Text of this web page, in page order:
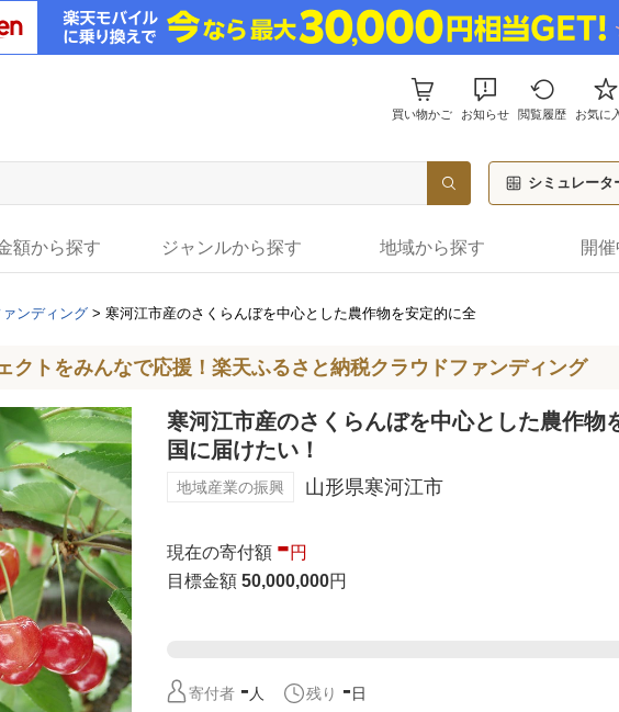
買い物かご お知らせ 閲覧履歴 お気に
シミュレータ
額から探す ジャンルから探す 地域から探す 開
ンディング > 寒河江市産のさくらんぼを中心とした農作物を安定的に全
クトをみんなで応援！楽天ふるさと納税クラウドファンディング
寒河江市産のさくらんぼを中心とした農作物
国に届けたい！
地域産業の振興 山形県寒河江市
現在の寄付額 -円
目標金額 50,000,000円
寄付者 - 人 残り -日